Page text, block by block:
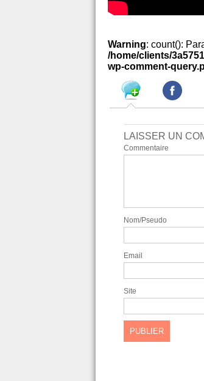
Warning: count():
/home/clients/
wp-comment-
LAISSER UN
Commentaire
Nom/Pseudo
Email
Site